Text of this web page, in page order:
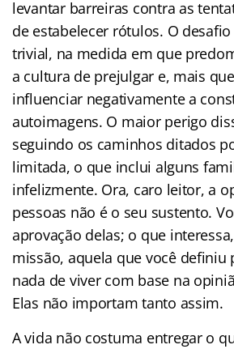
levantar barreiras contra as
de estabelecer rótulos. O
trivial, na medida em que
a cultura de prejulgar e, mais
influenciar negativamente a
autoimagens. O maior perigo
seguindo os caminhos ditados
limitada, o que inclui alguns
infelizmente. Ora, caro leitor, a
pessoas não é o seu sustento.
aprovação delas; o que
missão, aquela que você definiu
nada de viver com base na
Elas não importam tanto assim.
A vida não costuma entregar o